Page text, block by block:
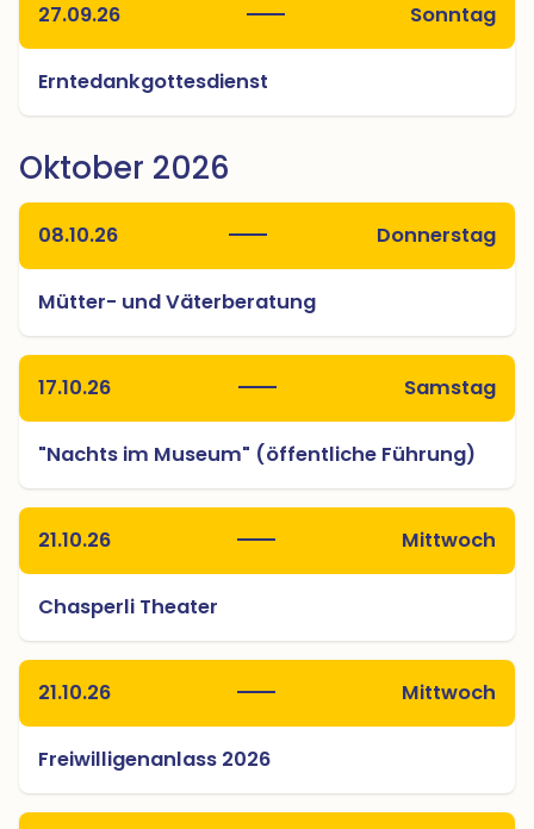
27.09.26 Sonntag
Erntedankgottesdienst
Oktober 2026
08.10.26 Donnerstag
Mütter- und Väterberatung
17.10.26 Samstag
"Nachts im Museum" (öffentliche Führung)
21.10.26 Mittwoch
Chasperli Theater
21.10.26 Mittwoch
Freiwilligenanlass 2026